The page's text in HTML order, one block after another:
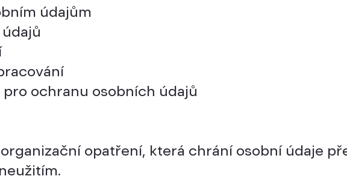
údajům
ochranu osobních údajů​
opatření, která chrání osobní údaje